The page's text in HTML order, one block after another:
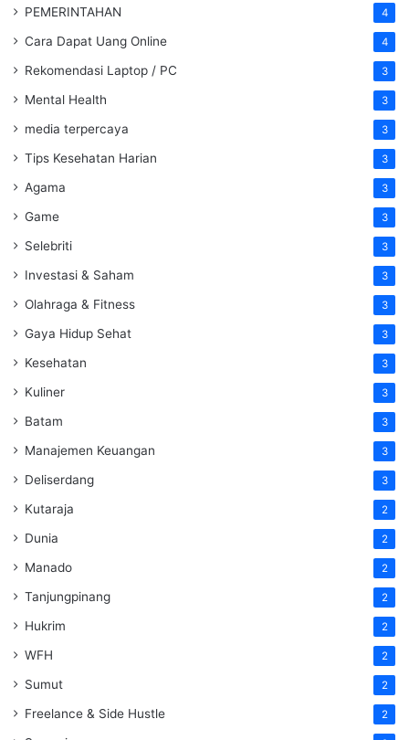
PEMERINTAHAN 4
Cara Dapat Uang Online 4
Rekomendasi Laptop / PC 3
Mental Health 3
media terpercaya 3
Tips Kesehatan Harian 3
Agama 3
Game 3
Selebriti 3
Investasi & Saham 3
Olahraga & Fitness 3
Gaya Hidup Sehat 3
Kesehatan 3
Kuliner 3
Batam 3
Manajemen Keuangan 3
Deliserdang 3
Kutaraja 2
Dunia 2
Manado 2
Tanjungpinang 2
Hukrim 2
WFH 2
Sumut 2
Freelance & Side Hustle 2